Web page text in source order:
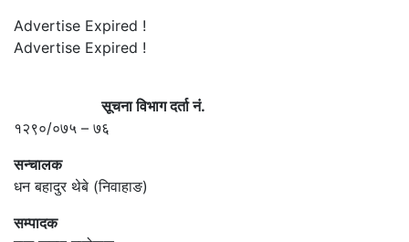
Advertise Expired !
Advertise Expired !
सूचना विभाग दर्ता नं.
१२९०/०७५ – ७६
सन्चालक
धन बहादुर थेबे (निवाहाङ)
सम्पादक